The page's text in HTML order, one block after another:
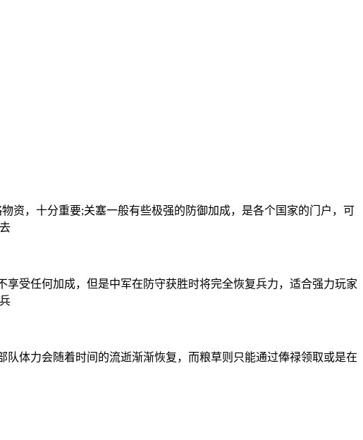
资，十分重要;关塞一般有些极强的防御加成，是各个国家的门户，可
受任何加成，但是中军在防守获胜时将完全恢复兵力，适合强力玩家
体力会随着时间的流逝渐渐恢复，而粮草则只能通过俸禄领取或是在